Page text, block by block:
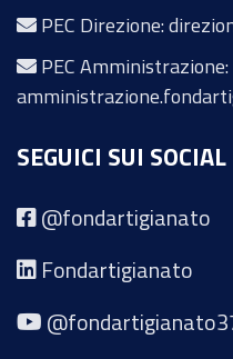
PEC Direzione:
PEC Amministrazione:
SEGUICI SUI SOCIAL
@fondartigianato
Fondartigianato